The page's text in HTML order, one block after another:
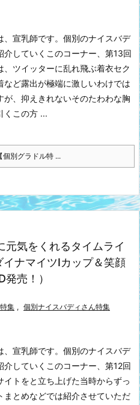
、宣乳師です。 個別のナイスバデ
介していくこのコーナー、第13回
、ツイッターに乱れ飛ぶ着衣セク
など露出が極端に激しいわけでは
が、抑えきれないそのたわわな胸
くこの方 ...
個別グラドル特 ...
元気をくれるタイムライ
ナマイツIカップ＆笑顔
売！）
集 , 個別ナイスバディさん特集
、宣乳師です。 個別のナイスバデ
介していくこのコーナー、第12回
イトをと立ち上げた当時からずっ
まとめなどでは紹介させていただ